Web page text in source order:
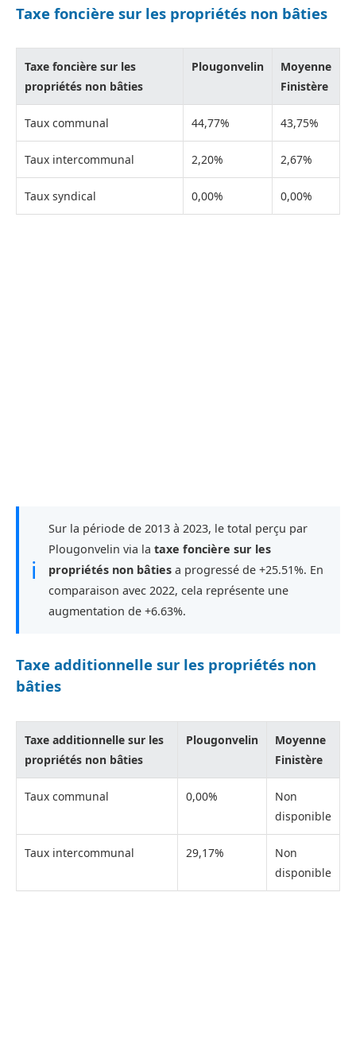
Taxe foncière sur les propriétés non bâties
Taxe foncière sur les
propriétés non bâties
Plougonvelin
Moyenne
Finistère
Taux communal 44,77% 43,75%
Taux intercommunal 2,20% 2,67%
Taux syndical 0,00% 0,00%
ℹ
Sur la période de 2013 à 2023, le total perçu par
Plougonvelin via la taxe foncière sur les
propriétés non bâties a progressé de +25.51%. En
comparaison avec 2022, cela représente une
augmentation de +6.63%.
Taxe additionnelle sur les propriétés non
bâties
Taxe additionnelle sur les
propriétés non bâties
Plougonvelin
Moyenne
Finistère
Taux communal 0,00%
Non
disponible
Taux intercommunal 29,17%
Non
disponible